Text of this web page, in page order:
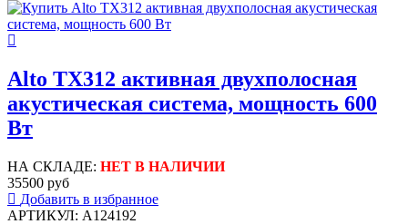
Alto TX312 активная двухполосная
акустическая система, мощность 600
Вт
НА СКЛАДЕ: НЕТ В НАЛИЧИИ
35500 руб
Добавить в избранное
АРТИКУЛ: A124192